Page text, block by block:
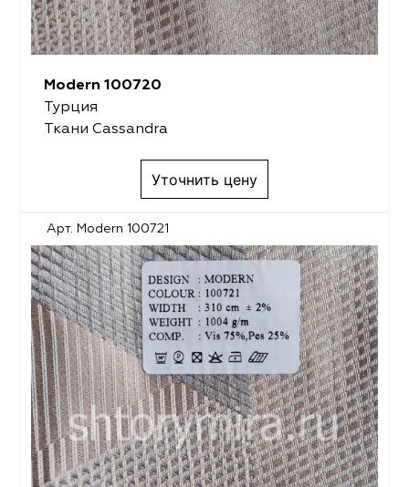
Modern 100720
Турция
Ткани Cassandra
Уточнить цену
Арт. Modern 100721